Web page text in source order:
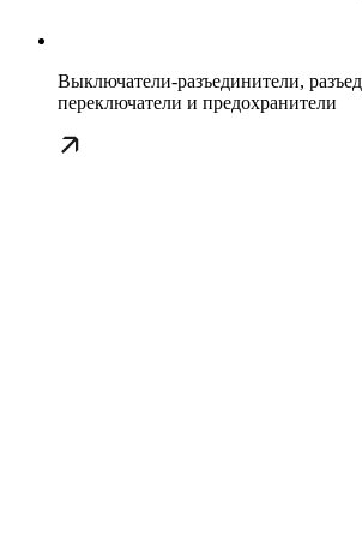
Выключатели-разъединители,
переключатели и предохранители